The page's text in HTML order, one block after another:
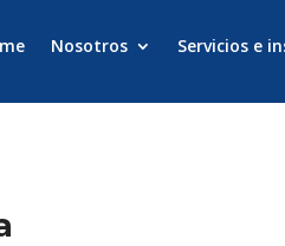
Nosotros Servicios e